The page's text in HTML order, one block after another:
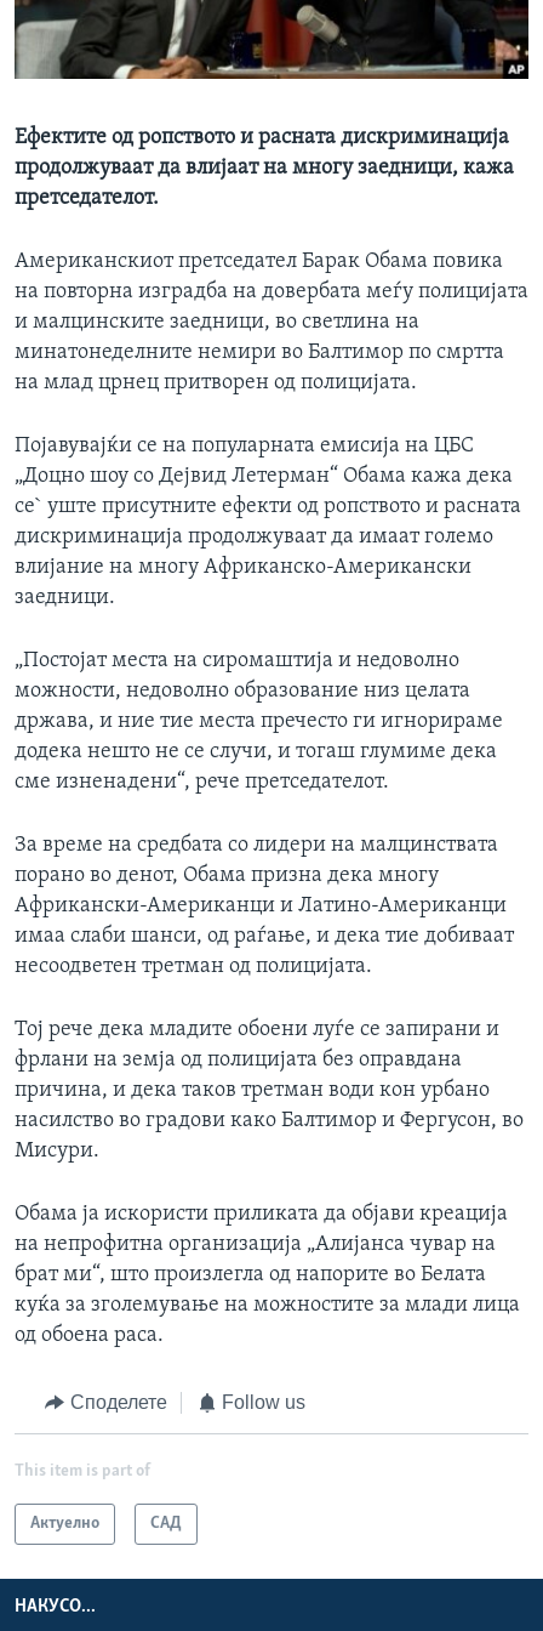
ИНТЕРВЈУА
Јазици
Ефектите од ропството и расната дискриминација
продолжуваат да влијаат на многу заедници, кажа
претседателот.
Американскиот претседател Барак Обама повика
на повторна изградба на довербата меѓу полицијата
и малцинските заедници, во светлина на
минатонеделните немири во Балтимор по смртта
на млад црнец притворен од полицијата.
Појавувајќи се на популарната емисија на ЦБС
„Доцно шоу со Дејвид Летерман“ Обама кажа дека
се` уште присутните ефекти од ропството и расната
дискриминација продолжуваат да имаат големо
влијание на многу Африканско-Американски
заедници.
„Постојат места на сиромаштија и недоволно
можности, недоволно образование низ целата
држава, и ние тие места пречесто ги игнорираме
додека нешто не се случи, и тогаш глумиме дека
сме изненадени“, рече претседателот.
За време на средбата со лидери на малцинствата
порано во денот, Обама призна дека многу
Африкански-Американци и Латино-Американци
имаа слаби шанси, од раѓање, и дека тие добиваат
несоодветен третман од полицијата.
Тој рече дека младите обоени луѓе се запирани и
фрлани на земја од полицијата без оправдана
причина, и дека таков третман води кон урбано
насилство во градови како Балтимор и Фергусон, во
Мисури.
Обама ја искористи приликата да објави креација
на непрофитна организација „Алијанса чувар на
брат ми“, што произлегла од напорите во Белата
куќа за зголемување на можностите за млади лица
од обоена раса.
Споделете Follow us
This item is part of
Актуелно САД
НАКУСО...